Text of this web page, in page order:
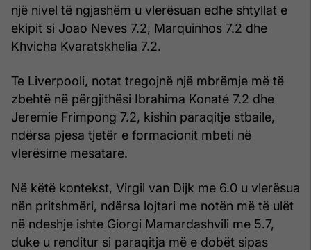
një nivel të ngjashëm u vlerësuan edhe shtyllat e
ekipit si Joao Neves 7.2, Marquinhos 7.2 dhe
Khvicha Kvaratskhelia 7.2.
Te Liverpooli, notat tregojnë një mbrëmje më të
zbehtë në përgjithësi Ibrahima Konaté 7.2 dhe
Jeremie Frimpong 7.2, kishin paraqitje stbaile,
ndërsa pjesa tjetër e formacionit mbeti në
vlerësime mesatare.
Në këtë kontekst, Virgil van Dijk me 6.0 u vlerësua
nën pritshmëri, ndërsa lojtari me notën më të ulët
në ndeshje ishte Giorgi Mamardashvili me 5.7,
duke u renditur si paraqitja më e dobët sipas